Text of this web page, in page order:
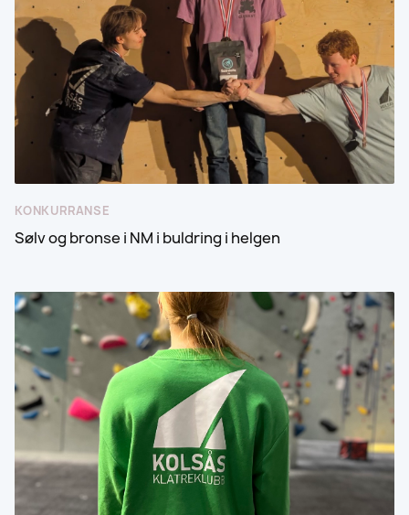
KONKURRANSE
Sølv og bronse i NM i buldring i helgen